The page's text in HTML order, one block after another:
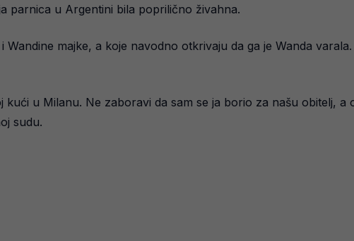
parnica u Argentini bila poprilično živahna.
majke, a koje navodno otkrivaju da ga je Wanda
kući u Milanu. Ne zaboravi da sam se ja borio za našu obitelj, a
sudu.